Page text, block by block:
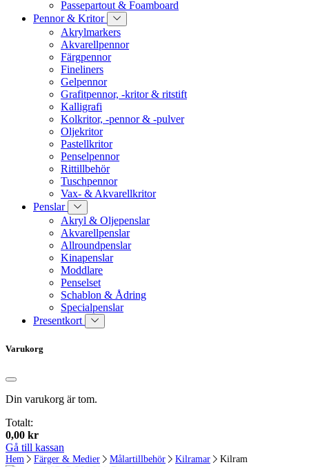
Passepartout & Foamboard
Pennor & Kritor
Akrylmarkers
Akvarellpennor
Färgpennor
Fineliners
Gelpennor
Grafitpennor, -kritor & ritstift
Kalligrafi
Kolkritor, -pennor & -pulver
Oljekritor
Pastellkritor
Penselpennor
Rittillbehör
Tuschpennor
Vax- & Akvarellkritor
Penslar
Akryl & Oljepenslar
Akvarellpenslar
Allroundpenslar
Kinapenslar
Moddlare
Penselset
Schablon & Ådring
Specialpenslar
Presentkort
Varukorg
Din varukorg är tom.
Totalt:
0,00 kr
Gå till kassan
Hem Färger & Medier Målartillbehör Kilramar Kilram